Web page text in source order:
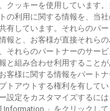
、全国の中古車について、 「
中古車情報を提供しています。
距離等の基本的な中古車の状
のオプション等の詳細検索等
能です。 国内外の各メーカー
国の中古車についての情報を
東京都公安委員会許可 第
クッキーを使用しています
の利用に関する情報を、当
有しています。それらのパ
報と、お客様が直接それら
それらのパートナーのサー
と組み合わせ利用すること
客様に関する情報をパート
トアウトする権利を有して
設定をカスタマイズするには
Information 」をクリックして